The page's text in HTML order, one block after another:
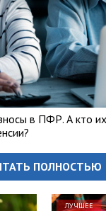
в ПФР. А кто
ПОЛНОСТЬЮ
ЛУЧШЕЕ